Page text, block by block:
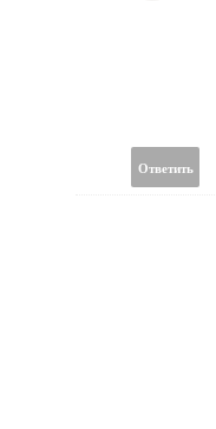
Ответить